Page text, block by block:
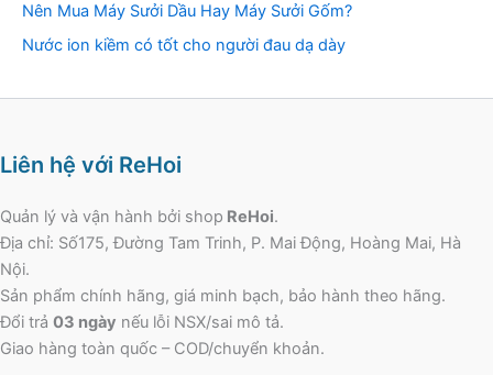
Nên Mua Máy Sưởi Dầu Hay Máy Sưởi Gốm?
Nước ion kiềm có tốt cho người đau dạ dày
Liên hệ với ReHoi
Quản lý và vận hành bởi shop ReHoi.
Địa chỉ: Số175, Đường Tam Trinh, P. Mai Động, Hoàng Mai, Hà
Nội.
Sản phẩm chính hãng, giá minh bạch, bảo hành theo hãng.
Đổi trả 03 ngày nếu lỗi NSX/sai mô tả.
Giao hàng toàn quốc – COD/chuyển khoản.